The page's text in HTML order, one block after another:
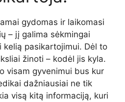
gydomas ir laikomasi
– jį galima sėkmingai
kelią pasikartojimui. Dėl to
žinoti – kodėl jis kyla.
visam gyvenimui bus kur
dažniausiai ne tik
visą kitą informaciją, kuri